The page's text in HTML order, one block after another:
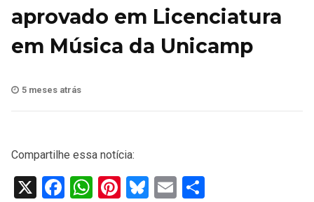
aprovado em Licenciatura
em Música da Unicamp
5 meses atrás
Compartilhe essa notícia:
X Facebook
WhatsApp
Pinterest
Bluesky
Email